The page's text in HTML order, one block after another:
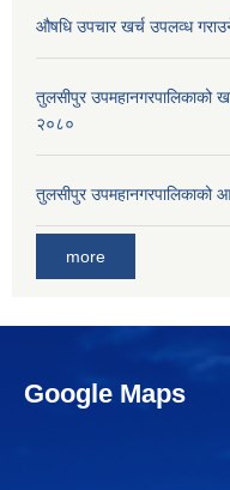
औषधि उपचार खर्च उपलव्ध
तुलसीपुर उपमहानगरपालिकाको
२०८०
तुलसीपुर
more
Google Maps